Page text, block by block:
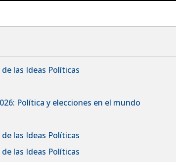
las Ideas Políticas
Política y elecciones en el mundo
las Ideas Políticas
las Ideas Políticas